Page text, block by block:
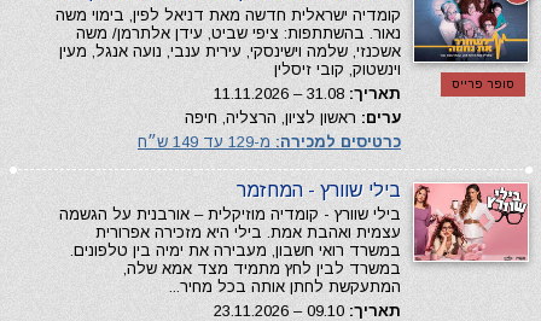
סופר פרייס
קומדיה ישראלית חדשה מאת דניאל לפין, בימוי משה
נאור. בהשתתפות: ציפי שביט, עידן אלתרמן/ משה
אשכנזי, שלמה וישינסקי, עירית ענבי, נועה אנגל, מעין
וינשטוק, קובי זיסלין
תאריך:
ערים: ראשון לציון, הרצליה, חיפה
כרטיסים למכירה: מ-129 עד 149 ש״ח
בילי שוורץ - המחזמר
בילי שוורץ - קומדיה מוזיקלית – אורבנית על הגשמה
עצמית ואהבת אמת. בילי היא מזכירה אפרורית
במשרד רואי חשבון, מעבירה את ימיה בין טלפונים.
במשרד לבין לחץ מתמיד מצד אמא שלה,
המתעקשת לחתן אותה בכל מחיר...
תאריך: